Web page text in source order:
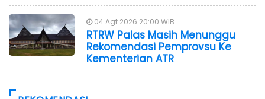
04 Agt 2026 20:00 WIB
RTRW Palas Masih Menunggu
Rekomendasi Pemprovsu Ke
Kementerian ATR